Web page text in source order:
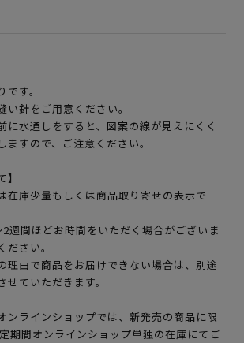
す。
針をご用意ください。
水通しをすると、図案の線が見えにくく
すので、ご注意ください。
庫少量もしくは商品取り寄せの表示で
週間ほどお時間をいただく場合がございま
さい。
理由で商品をお届けできない場合は、別途
ていただきます。
ンラインショップでは、新発売の商品に限
期間オンラインショップ単独の在庫にてご